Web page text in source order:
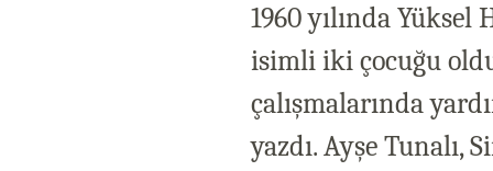
1960 yılında Yüksel
isimli iki çocuğu
çalışmalarında
yazdı. Ayşe Tunalı,